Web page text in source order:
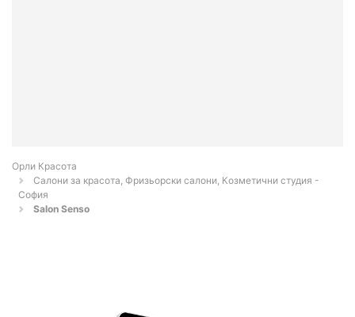
Орли Красота
Салони за красота, Фризьорски салони, Козметични студия -
София
Salon Senso